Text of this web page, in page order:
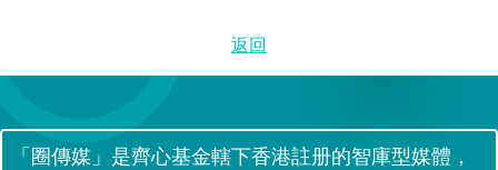
返回
「圈傳媒」是齊心基金轄下香港註册的智庫型媒體，